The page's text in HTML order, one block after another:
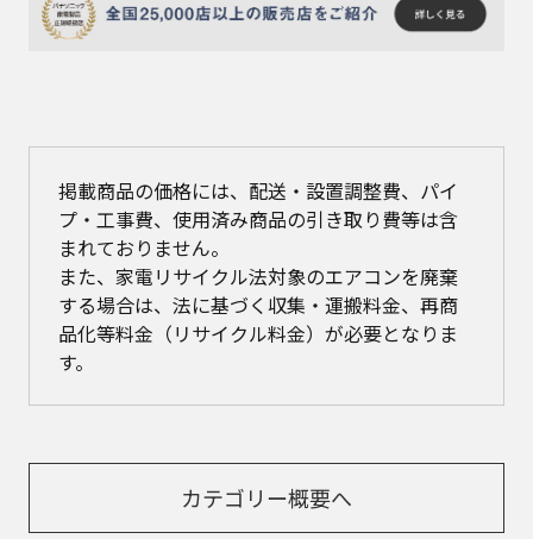
掲載商品の価格には、配送・設置調整費、パイ
プ・工事費、使用済み商品の引き取り費等は含
まれておりません。
また、家電リサイクル法対象のエアコンを廃棄
する場合は、法に基づく収集・運搬料金、再商
品化等料金（リサイクル料金）が必要となりま
す。
カテゴリー概要へ